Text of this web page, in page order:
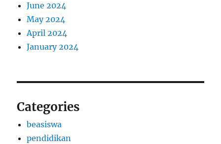
June 2024
May 2024
April 2024
January 2024
Categories
beasiswa
pendidikan